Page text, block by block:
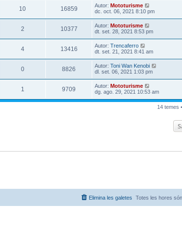
10 16859 Autor: Mototurisme
dc. oct. 06, 2021 8:10 pm
2 10377 Autor: Mototurisme
dt. set. 28, 2021 8:53 pm
4 13416 Autor: Trencaferro
dt. set. 21, 2021 8:41 am
0 8826 Autor: Toni Wan Kenobi
dl. set. 06, 2021 1:03 pm
1 9709 Autor: Mototurisme
dg. ago. 29, 2021 10:53 am
14 temes
Totes les hores són
Elimina les galetes